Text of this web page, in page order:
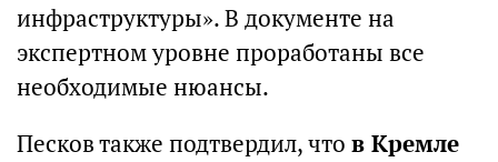
инфраструктуры». В документе на
экспертном уровне проработаны все
необходимые нюансы.
Песков также подтвердил, что в Кремле